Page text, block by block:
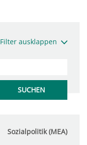
Filter ausklappen
Sozialpolitik (MEA)